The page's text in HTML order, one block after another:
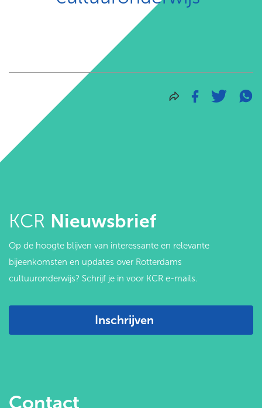
KCR Nieuwsbrief
Op de hoogte blijven van interessante en relevante
bijeenkomsten en updates over Rotterdams
cultuuronderwijs? Schrijf je in voor KCR e-mails.
Inschrijven
Contact